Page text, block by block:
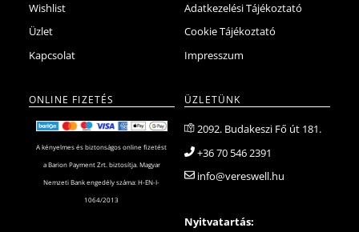
Wishlist
Üzlet
Kapcsolat
Adatkezelési Tájékoztató
Cookie Tájékoztató
Impresszum
ONLINE FIZETÉS
A kényelmes és biztonságos online fizetést
a Barion Payment Zrt. biztosítja. Magyar
Nemzeti Bank engedély száma: H-EN-I-
1064/2013
ÜZLETÜNK
2092. Budakeszi Fő út 181.
+36 70 546 2391
info@vereswell.hu
Nyitvatartás: